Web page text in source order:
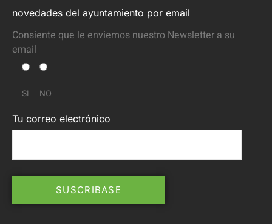
novedades del ayuntamiento por email
Consiente que le enviemos nuestro Newsletter a su
email
SI NO
Tu correo electrónico